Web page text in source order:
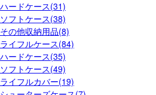
ハードケース(31)
ソフトケース(38)
その他収納用品(8)
ライフルケース(84)
ハードケース(35)
ソフトケース(49)
ライフルカバー(19)